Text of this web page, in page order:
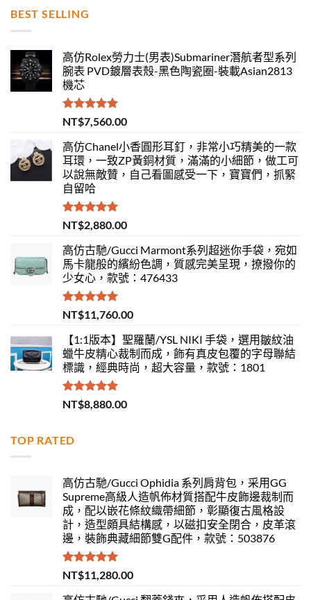
BEST SELLING
高仿Rolex勞力士(男表)Submariner潛航者型系列
腕表 PVD鍍層表殼-黑色陶瓷圈-裝載Asian2813
機芯
評分 5.00
滿分 5
NT$7,560.00
高仿Chanel小香圓形耳釘，非常小巧精美的一款
耳環，一致ZP黃銅材質，滿滿的小細節，做工可
以說無敵贊，自己看圖感受一下，寶寶們，抓緊
自留哈
評分 5.00
滿分 5
NT$2,880.00
高仿古馳/Gucci Marmont系列超迷你手袋，宛如
馬卡龍般的繽紛色調，質感完美呈現，撩撥你的
少女心，款號：476433
評分5.00
滿分 5
NT$11,760.00
【1:1版本】聖羅蘭/YSL NIKI 手袋，選用皺紋油
蠟牛皮精心裁制而成，飾有真皮包覆的字母聯結
標識，經典時尚，超大容量，款號：1801
評分 5.00
滿分 5
NT$8,880.00
TOP RATED
高仿古馳/Gucci Ophidia 系列肩背包，采用GG
Supreme高級人造帆佈材質搭配牛皮飾邊裁制而
成，配以嵌花條紋織帶細節，彰顯復古風格設
計，造型頗具結構感，以磁扣安全閉合，皮革滾
邊，裝飾典藏細節雙G配件，款號：503876
評分5.00
滿分 5
NT$11,280.00